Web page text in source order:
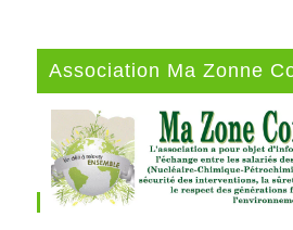
Association Ma Zonne